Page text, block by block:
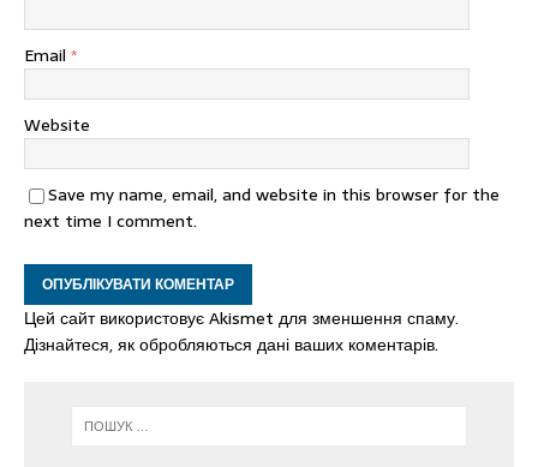
Email *
Website
Save my name, email, and website in this browser for the
next time I comment.
Цей сайт використовує Akismet для зменшення спаму.
Дізнайтеся, як обробляються дані ваших коментарів.